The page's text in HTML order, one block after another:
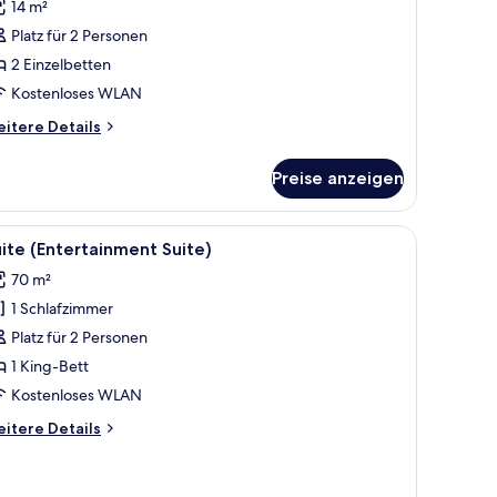
14 m²
Platz für 2 Personen
2 Einzelbetten
Kostenloses WLAN
Details
Preise anzeigen
mit Etagenbetten, Holzschränken und einem Fischgrätparkettboden.
Ein modernes Wohnzimmer mit einer
8 (Entertainment Suite)
70 m²
1 Schlafzimmer
Platz für 2 Personen
1 King-Bett
Kostenloses WLAN
Details